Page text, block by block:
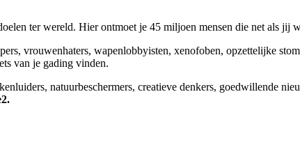
ter wereld. Hier ontmoet je 45 miljoen mensen die net als jij
vrouwenhaters, wapenlobbyisten, xenofoben, opzettelijke
van je gading vinden.
natuurbeschermers, creatieve denkers, goedwillende